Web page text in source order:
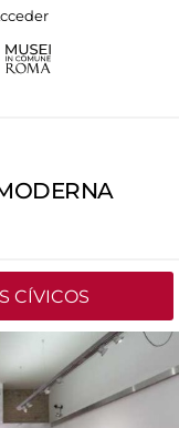
CÍVICOS